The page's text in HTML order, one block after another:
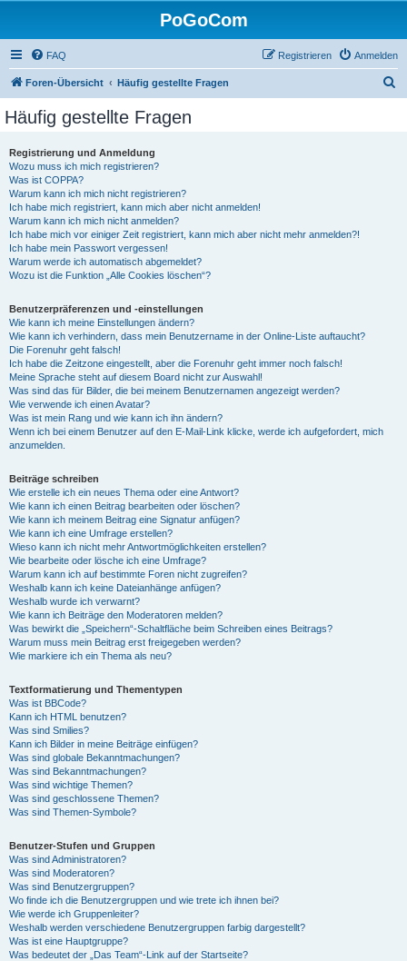
PoGoCom
FAQ Anmelden
Registrieren
Foren-Übersicht Häufig gestellte Fragen
Häufig gestellte Fragen
Registrierung und Anmeldung
Wozu muss ich mich registrieren?
Was ist COPPA?
Warum kann ich mich nicht registrieren?
Ich habe mich registriert, kann mich aber nicht anmelden!
Warum kann ich mich nicht anmelden?
Ich habe mich vor einiger Zeit registriert, kann mich aber nicht mehr anmelden?!
Ich habe mein Passwort vergessen!
Warum werde ich automatisch abgemeldet?
Wozu ist die Funktion „Alle Cookies löschen“?
Benutzerpräferenzen und -einstellungen
Wie kann ich meine Einstellungen ändern?
Wie kann ich verhindern, dass mein Benutzername in der Online-Liste auftaucht?
Die Forenuhr geht falsch!
Ich habe die Zeitzone eingestellt, aber die Forenuhr geht immer noch falsch!
Meine Sprache steht auf diesem Board nicht zur Auswahl!
Was sind das für Bilder, die bei meinem Benutzernamen angezeigt werden?
Wie verwende ich einen Avatar?
Was ist mein Rang und wie kann ich ihn ändern?
Wenn ich bei einem Benutzer auf den E-Mail-Link klicke, werde ich aufgefordert, mich
anzumelden.
Beiträge schreiben
Wie erstelle ich ein neues Thema oder eine Antwort?
Wie kann ich einen Beitrag bearbeiten oder löschen?
Wie kann ich meinem Beitrag eine Signatur anfügen?
Wie kann ich eine Umfrage erstellen?
Wieso kann ich nicht mehr Antwortmöglichkeiten erstellen?
Wie bearbeite oder lösche ich eine Umfrage?
Warum kann ich auf bestimmte Foren nicht zugreifen?
Weshalb kann ich keine Dateianhänge anfügen?
Weshalb wurde ich verwarnt?
Wie kann ich Beiträge den Moderatoren melden?
Was bewirkt die „Speichern“-Schaltfläche beim Schreiben eines Beitrags?
Warum muss mein Beitrag erst freigegeben werden?
Wie markiere ich ein Thema als neu?
Textformatierung und Thementypen
Was ist BBCode?
Kann ich HTML benutzen?
Was sind Smilies?
Kann ich Bilder in meine Beiträge einfügen?
Was sind globale Bekanntmachungen?
Was sind Bekanntmachungen?
Was sind wichtige Themen?
Was sind geschlossene Themen?
Was sind Themen-Symbole?
Benutzer-Stufen und Gruppen
Was sind Administratoren?
Was sind Moderatoren?
Was sind Benutzergruppen?
Wo finde ich die Benutzergruppen und wie trete ich ihnen bei?
Wie werde ich Gruppenleiter?
Weshalb werden verschiedene Benutzergruppen farbig dargestellt?
Was ist eine Hauptgruppe?
Was bedeutet der „Das Team“-Link auf der Startseite?